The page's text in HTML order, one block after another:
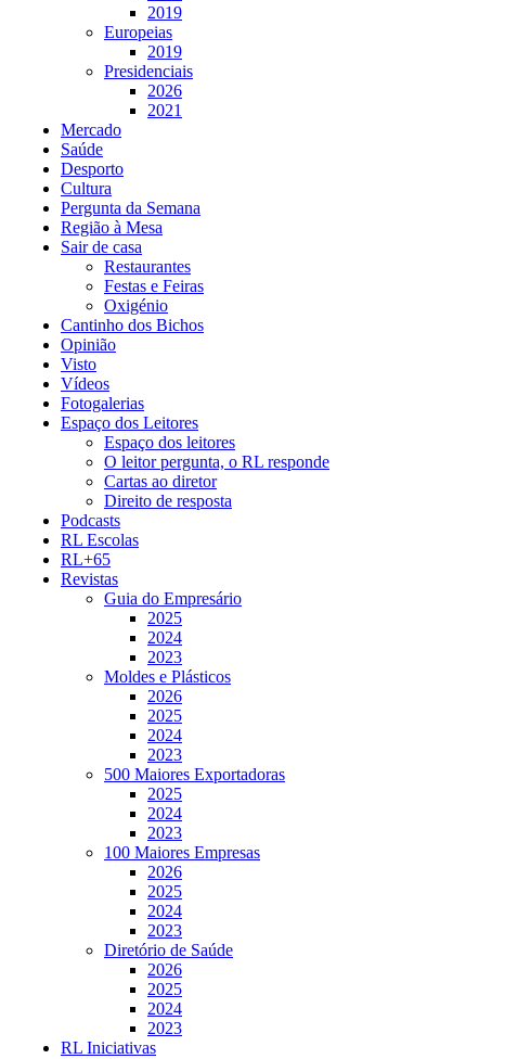
2019
Europeias
2019
Presidenciais
2026
2021
Mercado
Saúde
Desporto
Cultura
Pergunta da Semana
Região à Mesa
Sair de casa
Restaurantes
Festas e Feiras
Oxigénio
Cantinho dos Bichos
Opinião
Visto
Vídeos
Fotogalerias
Espaço dos Leitores
Espaço dos leitores
O leitor pergunta, o RL responde
Cartas ao diretor
Direito de resposta
Podcasts
RL Escolas
RL+65
Revistas
Guia do Empresário
2025
2024
2023
Moldes e Plásticos
2026
2025
2024
2023
500 Maiores Exportadoras
2025
2024
2023
100 Maiores Empresas
2026
2025
2024
2023
Diretório de Saúde
2026
2025
2024
2023
RL Iniciativas